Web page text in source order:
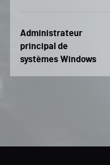
Administrateur
principal de
systèmes Windows